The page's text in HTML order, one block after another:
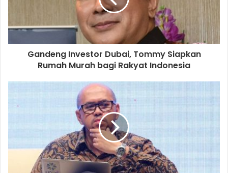
Gandeng Investor Dubai, Tommy Siapkan
Rumah Murah bagi Rakyat Indonesia